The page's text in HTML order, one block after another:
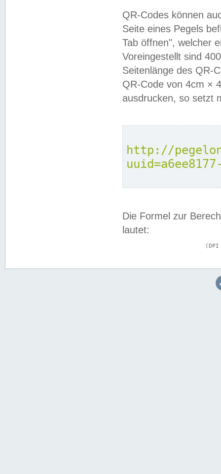
QR-Codes können
Seite eines Pegels
Tab öffnen", welcher
Voreingestellt sind
Seitenlänge des QR-
QR-Code von 4cm ×
ausdrucken, so setzt
http://
Die Formel zur
lautet: